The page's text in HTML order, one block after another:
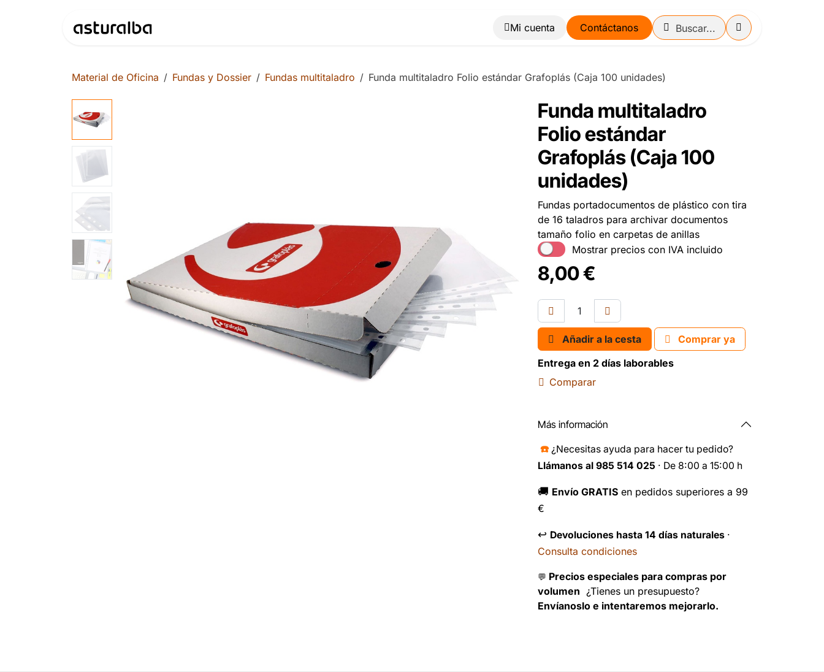
Blog Contáctanos
Material de Oficina Fundas y Dossier Fundas multitaladro Funda multitaladro Folio estándar Grafoplás (Caja 100 unidades)
Funda multitaladro
Folio estándar
Grafoplás (Caja 100
unidades)
Fundas portadocumentos de plástico con tira
de 16 taladros para archivar documentos
tamaño folio en carpetas de anillas
Mostrar precios con IVA incluido
8,00€
Añadir a la cesta
Comprar ya
Entrega en 2 días laborables
Comparar
Más información
☎️ ¿Necesitas ayuda para hacer tu pedido?
Llámanos al 985 514 025 · De 8:00 a 15:00 h
🚚 Envío GRATIS en pedidos superiores a 99
€
↩️ Devoluciones hasta 14 días naturales ·
Consulta condiciones
💬 Precios especiales para compras por
volumen ¿Tienes un presupuesto?
Envíanoslo e intentaremos mejorarlo.